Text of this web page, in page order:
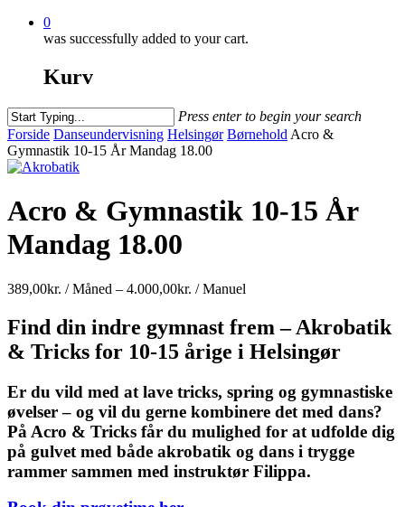
0
was successfully added to your cart.
Kurv
Press enter to begin your search
Close
Search
Forside Danseundervisning Helsingør Børnehold Acro &
Gymnastik 10-15 År Mandag 18.00
Acro & Gymnastik 10-15 År
Mandag 18.00
389,00kr. / Måned – 4.000,00kr. / Manuel
Måned
til
Manuel
Find din indre gymnast frem – Akrobatik
& Tricks for 10-15 årige i Helsingør
Er du vild med at lave tricks, spring og gymnastiske
øvelser – og vil du gerne kombinere det med dans?
På Acro & Tricks får du mulighed for at udfolde dig
på gulvet med både akrobatik og dans i trygge
rammer sammen med instruktør Filippa.